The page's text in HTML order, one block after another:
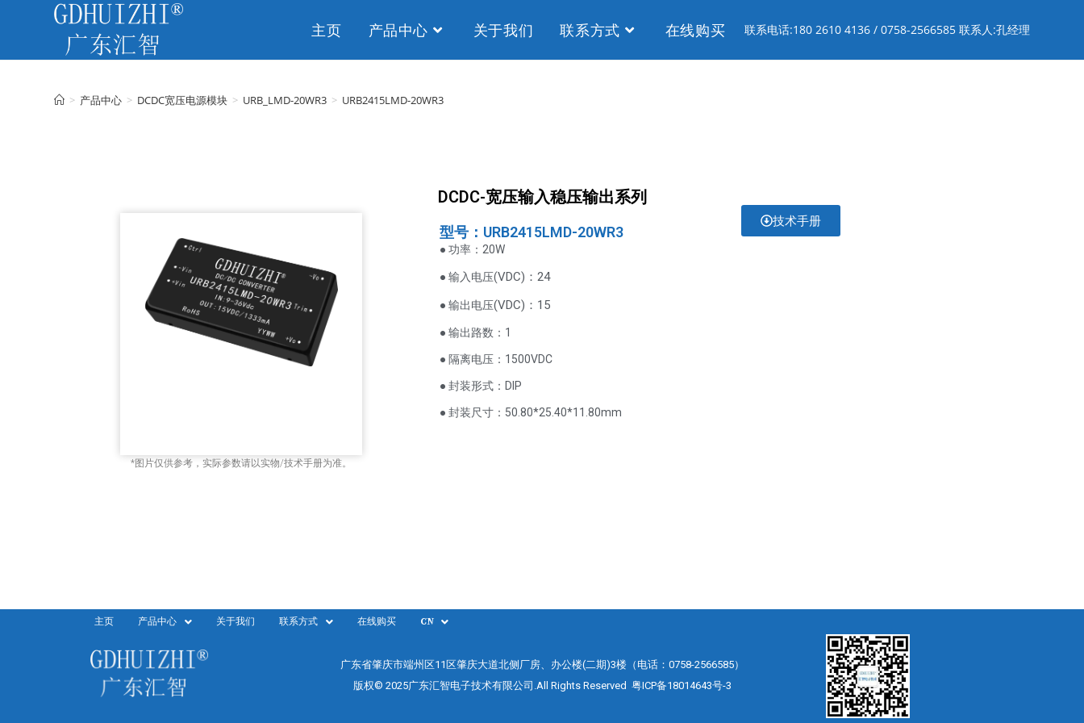
联系电话:180 2610 4136 / 0758-2566585 联系人:孔经理
主页 产品中心 关于我们 联系方式 在线购买
> 产品中心 > DCDC宽压电源模块 > URB_LMD-20WR3 > URB2415LMD-20WR3
DCDC-宽压输入稳压输出系列
*图片仅供参考，实际参数请以实物/技术手册为准。
型号：URB2415LMD-20WR3
● 功率：20W
● 输入电压(VDC)：24
● 输出电压(VDC) ：15
● 输出路数：1
● 隔离电压：1500VDC
● 封装形式：DIP
● 封装尺寸：50.80*25.40*11.80mm
技术手册
主页 产品中心 关于我们 联系方式 在线购买 CN
广东省肇庆市端州区11区肇庆大道北侧厂房、办公楼(二期)3楼（电话：0758-2566585）
版权© 2025广东汇智电子技术有限公司.All Rights Reserved 粤ICP备18014643号-3